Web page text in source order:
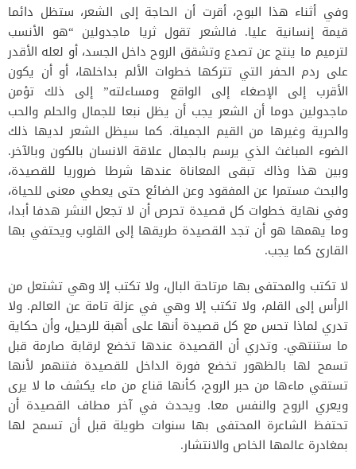
وفي أثناء هذا البوح، أقرت أن الحاجة إلى الشعر، ستظل دائما
قيمة إنسانية عليا. فالشعر تقول ثريا ماجدولين “هو الأنسب
لترميم ما ينتج عن تصدع وتشقق الروح داخل الجسد، أو لعله الأقدر
على ردم الحفر التي تتركها خطوات الألم بداخلها، أو أن يكون
الأقرب إلى الإصغاء إلى الواقع ومساءلته” إلى ذلك تؤمن
ماجدولين دوما أن الشعر يجب أن يظل نبعا للجمال والحلم والحب
والحرية وغيرها من القيم الجميلة. كما سيظل الشعر لديها ذلك
الضوء المباغث الذي يرسم بالجمال علاقة الانسان بالكون وبالآخر.
وبين هذا وذاك تبقى المعاناة عندها شرطا ضروريا للقصيدة،
والبحث مستمرا عن المفقود وعن الضائع حتى يعطي معنى للحياة،
وفي نهاية خطوات كل قصيدة تحرص أن لا تجعل النشر هدفا أبدا،
وما يهمها هو أن تجد القصيدة طريقها إلى القلوب ويحتفي بها
القارئ كما يجب.
لا تكتب والمحتفى بها مرتاحة البال، ولا تكتب إلا وهي تشتعل من
الرأس إلى القلم، ولا تكتب إلا وهي في عزلة تامة عن العالم. ولا
تدري لماذا تحس مع كل قصيدة أنها على أهبة للرحيل، وأن حكاية
ما ستنتهي. وتدري أن القصيدة عندها تخضع لرقابة صارمة قبل
تسمح لها بالظهور تخضع فورة الداخل للقصيدة فتنهمر لأنها
تستقي ماءها من حبر الروح، كأنها قناع من ماء يكشف ما لا يرى
ويعري الروح والنفس معا. ويحدث في آخر مطاف القصيدة أن
تحتفظ الشاعرة المحتفى بها سنوات طويلة قبل أن تسمح لها
بمغادرة عالمها الخاص والانتشار.